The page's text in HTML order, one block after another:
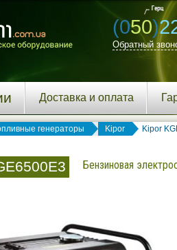
(050)
Обратный
Доставка и оплата
генераторы Kipor Kipor
Бензиновая